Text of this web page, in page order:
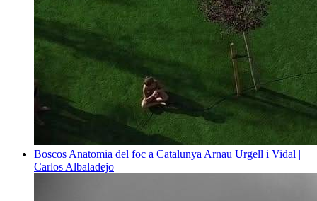
Boscos Anatomia del foc a Catalunya Arnau Urgell i Vidal |
Carlos Albaladejo